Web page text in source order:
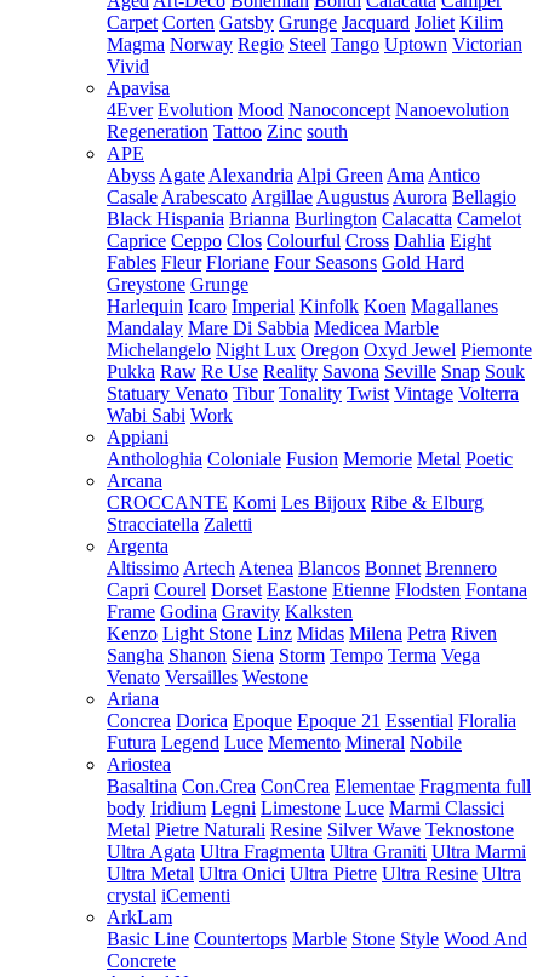
Carpet Corten Gatsby Grunge Jacquard Joliet Kilim
Magma Norway Regio Steel Tango Uptown Victorian
Vivid
Apavisa
4Ever Evolution Mood Nanoconcept Nanoevolution
Regeneration Tattoo Zinc south
APE
Abyss Agate Alexandria Alpi Green Ama Antico
Casale Arabescato Argillae Augustus Aurora Bellagio
Black Hispania Brianna Burlington Calacatta Camelot
Caprice Ceppo Clos Colourful Cross Dahlia Eight
Fables Fleur Floriane Four Seasons Gold Hard
Greystone Grunge
Harlequin Icaro Imperial Kinfolk Koen Magallanes
Mandalay Mare Di Sabbia Medicea Marble
Michelangelo Night Lux Oregon Oxyd Jewel Piemonte
Pukka Raw Re Use Reality Savona Seville Snap Souk
Statuary Venato Tibur Tonality Twist Vintage Volterra
Wabi Sabi Work
Appiani
Anthologhia Coloniale Fusion Memorie Metal Poetic
Arcana
CROCCANTE Komi Les Bijoux Ribe & Elburg
Stracciatella Zaletti
Argenta
Altissimo Artech Atenea Blancos Bonnet Brennero
Capri Courel Dorset Eastone Etienne Flodsten Fontana
Frame Godina Gravity Kalksten
Kenzo Light Stone Linz Midas Milena Petra Riven
Sangha Shanon Siena Storm Tempo Terma Vega
Venato Versailles Westone
Ariana
Concrea Dorica Epoque Epoque 21 Essential Floralia
Futura Legend Luce Memento Mineral Nobile
Ariostea
Basaltina Con.Crea ConCrea Elementae Fragmenta full
body Iridium Legni Limestone Luce Marmi Classici
Metal Pietre Naturali Resine Silver Wave Teknostone
Ultra Agata Ultra Fragmenta Ultra Graniti Ultra Marmi
Ultra Metal Ultra Onici Ultra Pietre Ultra Resine Ultra
crystal iCementi
ArkLam
Basic Line Countertops Marble Stone Style Wood And
Concrete